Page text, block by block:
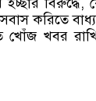
করিতে
খোঁজ খবর